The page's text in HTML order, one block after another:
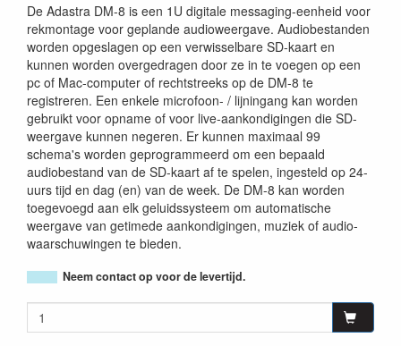
De Adastra DM-8 is een 1U digitale messaging-eenheid voor
rekmontage voor geplande audioweergave. Audiobestanden
worden opgeslagen op een verwisselbare SD-kaart en
kunnen worden overgedragen door ze in te voegen op een
pc of Mac-computer of rechtstreeks op de DM-8 te
registreren. Een enkele microfoon- / lijningang kan worden
gebruikt voor opname of voor live-aankondigingen die SD-
weergave kunnen negeren. Er kunnen maximaal 99
schema's worden geprogrammeerd om een ​​bepaald
audiobestand van de SD-kaart af te spelen, ingesteld op 24-
uurs tijd en dag (en) van de week. De DM-8 kan worden
toegevoegd aan elk geluidssysteem om automatische
weergave van getimede aankondigingen, muziek of audio-
waarschuwingen te bieden.
Neem contact op voor de levertijd.